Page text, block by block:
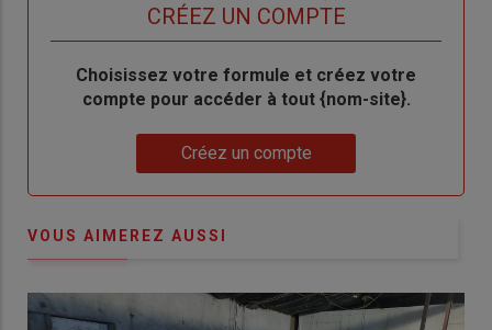
CRÉEZ UN COMPTE
BodyChoisissez votre formule et créez votre
compte pour accéder à tout {nom-site}.
Créez un compte
VOUS AIMEREZ AUSSI